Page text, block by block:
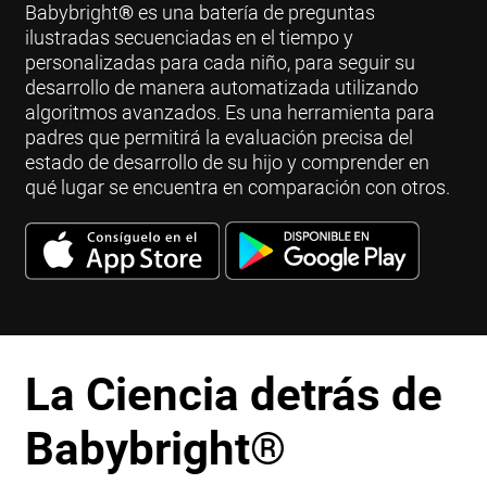
Babybright®es una batería de preguntas
ilustradas secuenciadas en el tiempo y
personalizadas para cada niño, para seguir su
desarrollo de manera automatizada utilizando
algoritmos avanzados. Es una herramienta para
padres que permitirá la evaluación precisa del
estado de desarrollo de su hijo y comprender en
qué lugar se encuentra en comparación con otros.
La Ciencia detrás de
Babybright®